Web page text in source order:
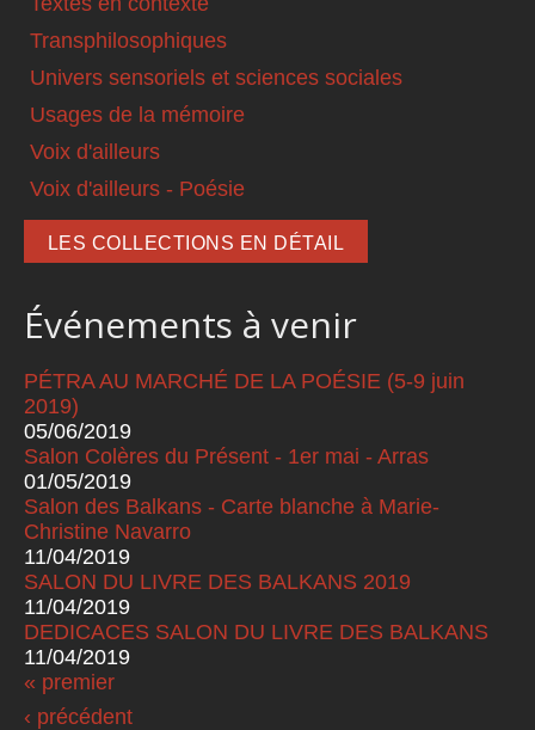
Transphilosophiques
Univers sensoriels et sciences sociales
Usages de la mémoire
Voix d'ailleurs
Voix d'ailleurs - Poésie
LES COLLECTIONS EN DÉTAIL
Événements à venir
PÉTRA AU MARCHÉ DE LA POÉSIE (5-9 juin
2019)
05/06/2019
Salon Colères du Présent - 1er mai - Arras
01/05/2019
Salon des Balkans - Carte blanche à Marie-
Christine Navarro
11/04/2019
SALON DU LIVRE DES BALKANS 2019
11/04/2019
DEDICACES SALON DU LIVRE DES BALKANS
11/04/2019
Pages
« premier
‹ précédent